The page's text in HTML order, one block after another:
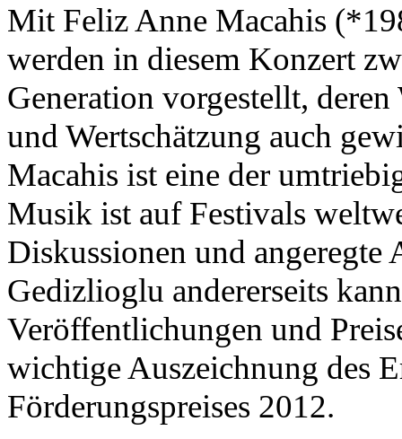
Mit Feliz Anne Macahis
werden in diesem Konzert
Generation vorgestellt,
und Wertschätzung auch
Macahis ist eine der
Musik ist auf Festivals
Diskussionen und angeregte
Gedizlioglu andererseits
Veröffentlichungen und
wichtige Auszeichnung des
Förderungspreises 2012.